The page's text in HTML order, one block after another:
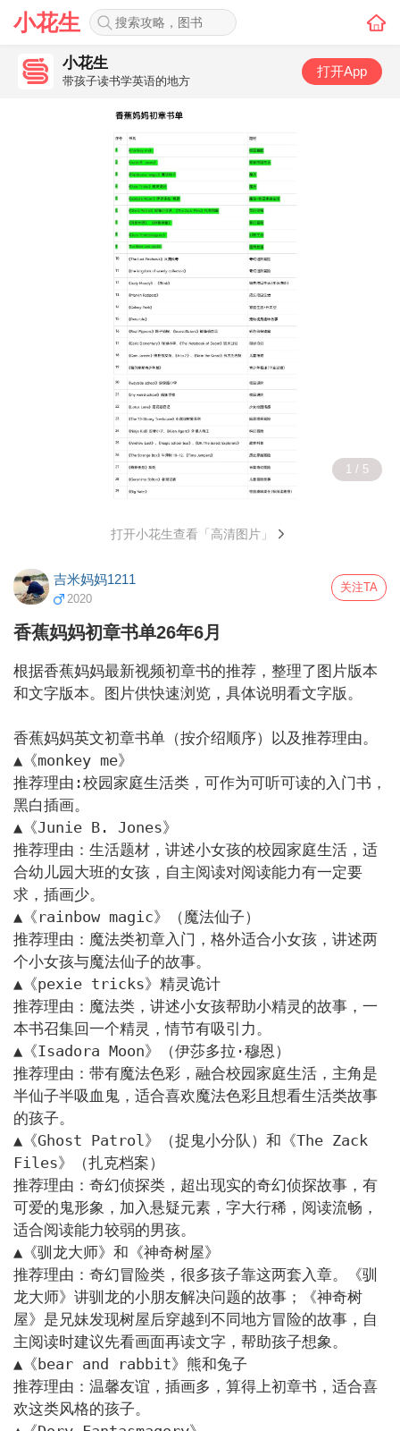
小花生
小花生
带孩子读书学英语的地方
打开App
1 / 5
打开小花生查看「高清图片」
吉米妈妈1211
2020
关注TA
香蕉妈妈初章书单26年6月
根据香蕉妈妈最新视频初章书的推荐，整理了图片版本
和文字版本。图片供快速浏览，具体说明看文字版。
香蕉妈妈英文初章书单（按介绍顺序）以及推荐理由。
▲《monkey me》
推荐理由:校园家庭生活类，可作为可听可读的入门书，
黑白插画。
▲《Junie B. Jones》
推荐理由：生活题材，讲述小女孩的校园家庭生活，适
合幼儿园大班的女孩，自主阅读对阅读能力有一定要
求，插画少。
▲《rainbow magic》（魔法仙子）
推荐理由：魔法类初章入门，格外适合小女孩，讲述两
个小女孩与魔法仙子的故事。
▲《pexie tricks》精灵诡计
推荐理由：魔法类，讲述小女孩帮助小精灵的故事，一
本书召集回一个精灵，情节有吸引力。
▲《Isadora Moon》（伊莎多拉·穆恩）
推荐理由：带有魔法色彩，融合校园家庭生活，主角是
半仙子半吸血鬼，适合喜欢魔法色彩且想看生活类故事
的孩子。
▲《Ghost Patrol》（捉鬼小分队）和《The Zack
Files》（扎克档案）
推荐理由：奇幻侦探类，超出现实的奇幻侦探故事，有
可爱的鬼形象，加入悬疑元素，字大行稀，阅读流畅，
适合阅读能力较弱的男孩。
▲《驯龙大师》和《神奇树屋》
推荐理由：奇幻冒险类，很多孩子靠这两套入章。《驯
龙大师》讲驯龙的小朋友解决问题的故事；《神奇树
屋》是兄妹发现树屋后穿越到不同地方冒险的故事，自
主阅读时建议先看画面再读文字，帮助孩子想象。
▲《bear and rabbit》熊和兔子
推荐理由：温馨友谊，插画多，算得上初章书，适合喜
欢这类风格的孩子。